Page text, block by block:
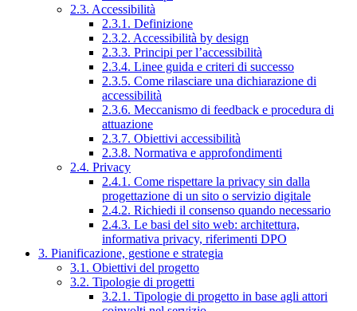
2.3. Accessibilità
2.3.1. Definizione
2.3.2. Accessibilità by design
2.3.3. Principi per l’accessibilità
2.3.4. Linee guida e criteri di successo
2.3.5. Come rilasciare una dichiarazione di
accessibilità
2.3.6. Meccanismo di feedback e procedura di
attuazione
2.3.7. Obiettivi accessibilità
2.3.8. Normativa e approfondimenti
2.4. Privacy
2.4.1. Come rispettare la privacy sin dalla
progettazione di un sito o servizio digitale
2.4.2. Richiedi il consenso quando necessario
2.4.3. Le basi del sito web: architettura,
informativa privacy, riferimenti DPO
3. Pianificazione, gestione e strategia
3.1. Obiettivi del progetto
3.2. Tipologie di progetti
3.2.1. Tipologie di progetto in base agli attori